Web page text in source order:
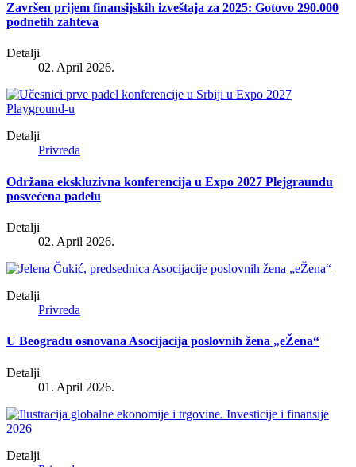
Završen prijem finansijskih izveštaja za 2025: Gotovo 290.000
podnetih zahteva
Detalji
02. April 2026.
Detalji
Privreda
Održana ekskluzivna konferencija u Expo 2027 Plejgraundu
posvećena padelu
Detalji
02. April 2026.
Detalji
Privreda
U Beogradu osnovana Asocijacija poslovnih žena „eŽena“
Detalji
01. April 2026.
Detalji